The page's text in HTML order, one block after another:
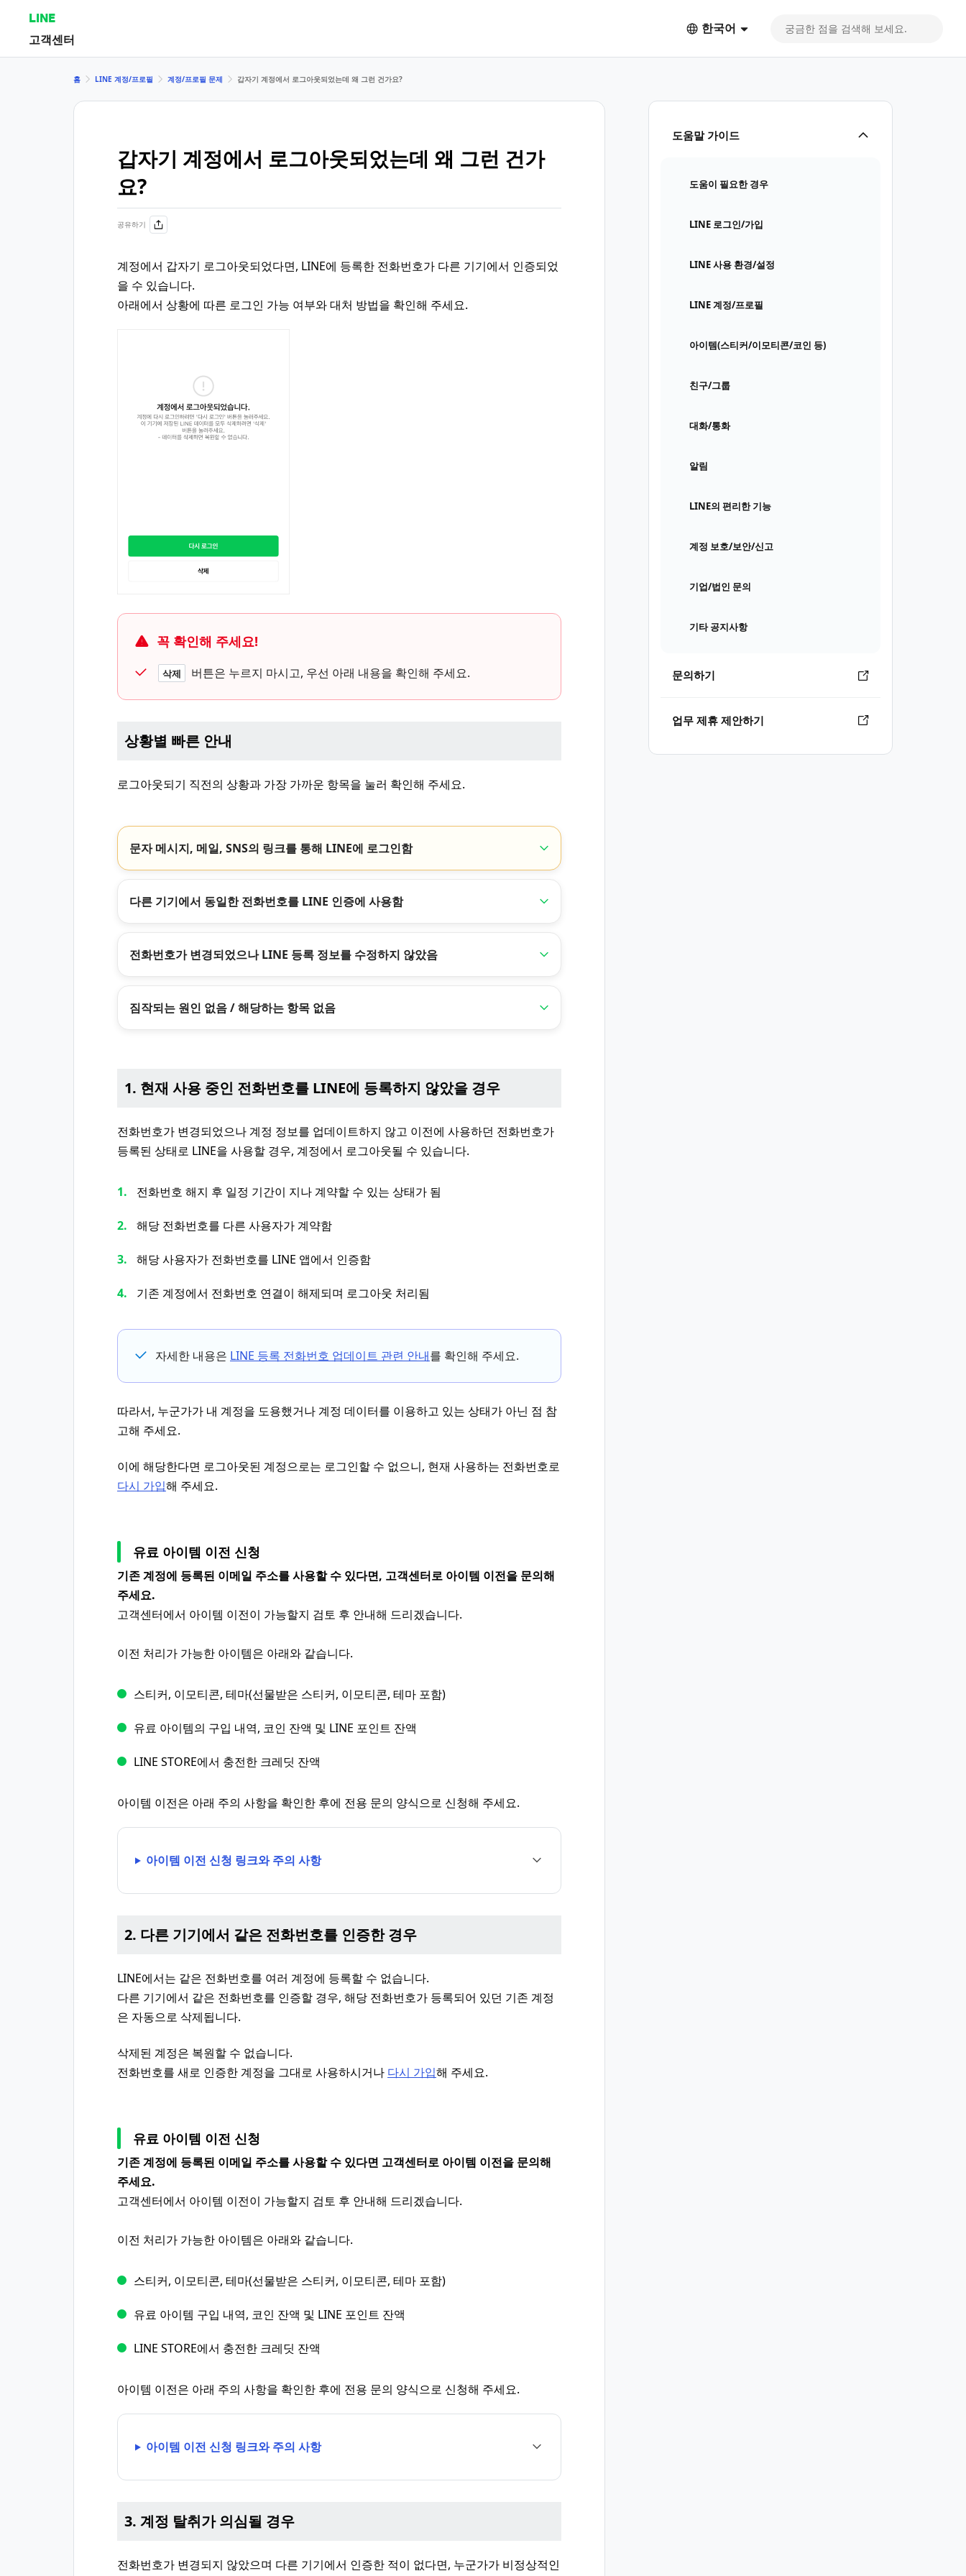
LINE
고객센터
한국어
도움말 가이드
도움이 필요한 경우
LINE 로그인/가입
LINE 사용 환경/설정
LINE 계정/프로필
아이템(스티커/이모티콘/코인 등)
친구/그룹
대화/통화
알림
LINE의 편리한 기능
계정 보호/보안/신고
기업/법인 문의
기타 공지사항
문의하기
업무 제휴 제안하기
홈 LINE 계정/프로필 계정/프로필 문제 갑자기 계정에서 로그아웃되었는데 왜 그런 건가요?
갑자기 계정에서 로그아웃되었는데 왜 그런 건가
요?
공유하기
계정에서 갑자기 로그아웃되었다면, LINE에 등록한 전화번호가 다른 기기에서 인증되었
을 수 있습니다.
아래에서 상황에 따른 로그인 가능 여부와 대처 방법을 확인해 주세요.
꼭 확인해 주세요!
삭제 버튼은 누르지 마시고, 우선 아래 내용을 확인해 주세요.
상황별 빠른 안내
로그아웃되기 직전의 상황과 가장 가까운 항목을 눌러 확인해 주세요.
문자 메시지, 메일, SNS의 링크를 통해 LINE에 로그인함
다른 기기에서 동일한 전화번호를 LINE 인증에 사용함
전화번호가 변경되었으나 LINE 등록 정보를 수정하지 않았음
짐작되는 원인 없음 / 해당하는 항목 없음
1. 현재 사용 중인 전화번호를 LINE에 등록하지 않았을 경우
전화번호가 변경되었으나 계정 정보를 업데이트하지 않고 이전에 사용하던 전화번호가
등록된 상태로 LINE을 사용할 경우, 계정에서 로그아웃될 수 있습니다.
전화번호 해지 후 일정 기간이 지나 계약할 수 있는 상태가 됨
해당 전화번호를 다른 사용자가 계약함
해당 사용자가 전화번호를 LINE 앱에서 인증함
기존 계정에서 전화번호 연결이 해제되며 로그아웃 처리됨
자세한 내용은 LINE 등록 전화번호 업데이트 관련 안내를 확인해 주세요.
따라서, 누군가가 내 계정을 도용했거나 계정 데이터를 이용하고 있는 상태가 아닌 점 참
고해 주세요.
이에 해당한다면 로그아웃된 계정으로는 로그인할 수 없으니, 현재 사용하는 전화번호로
다시 가입해 주세요.
유료 아이템 이전 신청
기존 계정에 등록된 이메일 주소를 사용할 수 있다면, 고객센터로 아이템 이전을 문의해
주세요.
고객센터에서 아이템 이전이 가능할지 검토 후 안내해 드리겠습니다.
이전 처리가 가능한 아이템은 아래와 같습니다.
스티커, 이모티콘, 테마(선물받은 스티커, 이모티콘, 테마 포함)
유료 아이템의 구입 내역, 코인 잔액 및 LINE 포인트 잔액
LINE STORE에서 충전한 크레딧 잔액
아이템 이전은 아래 주의 사항을 확인한 후에 전용 문의 양식으로 신청해 주세요.
아이템 이전 신청 링크와 주의 사항
2. 다른 기기에서 같은 전화번호를 인증한 경우
LINE에서는 같은 전화번호를 여러 계정에 등록할 수 없습니다.
다른 기기에서 같은 전화번호를 인증할 경우, 해당 전화번호가 등록되어 있던 기존 계정
은 자동으로 삭제됩니다.
삭제된 계정은 복원할 수 없습니다.
전화번호를 새로 인증한 계정을 그대로 사용하시거나 다시 가입해 주세요.
유료 아이템 이전 신청
기존 계정에 등록된 이메일 주소를 사용할 수 있다면 고객센터로 아이템 이전을 문의해
주세요.
고객센터에서 아이템 이전이 가능할지 검토 후 안내해 드리겠습니다.
이전 처리가 가능한 아이템은 아래와 같습니다.
스티커, 이모티콘, 테마(선물받은 스티커, 이모티콘, 테마 포함)
유료 아이템 구입 내역, 코인 잔액 및 LINE 포인트 잔액
LINE STORE에서 충전한 크레딧 잔액
아이템 이전은 아래 주의 사항을 확인한 후에 전용 문의 양식으로 신청해 주세요.
아이템 이전 신청 링크와 주의 사항
3. 계정 탈취가 의심될 경우
전화번호가 변경되지 않았으며 다른 기기에서 인증한 적이 없다면, 누군가가 비정상적인